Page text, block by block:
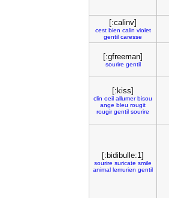
[:calinv]
cest bien calin violet
gentil caresse
[:gfreeman]
sourire gentil
[:kiss]
clin oeil allumer bisou
ange bleu rougit
rougir gentil sourire
[:bidibulle:1]
sourire suricate smile
animal lemurien gentil